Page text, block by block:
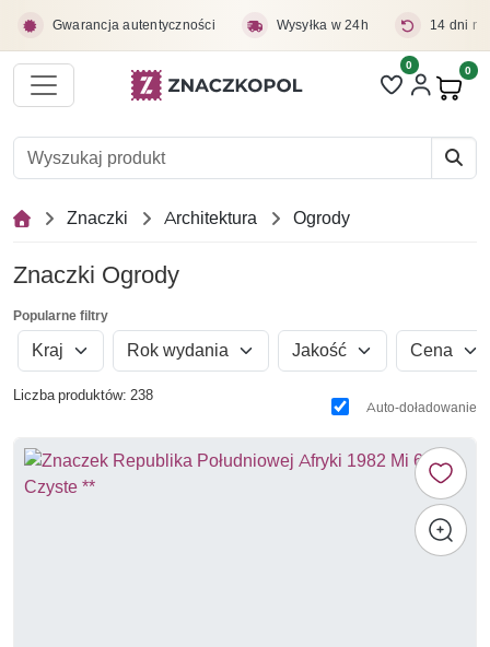
Gwarancja autentyczności Wysyłka w 24h 14 dni
Liczba pozycji
0 0
Znaczki Architektura Ogrody
Znaczki Ogrody
Popularne filtry
Kraj Rok wydania Jakość Cena
Liczba produktów: 238
Auto-doładowanie